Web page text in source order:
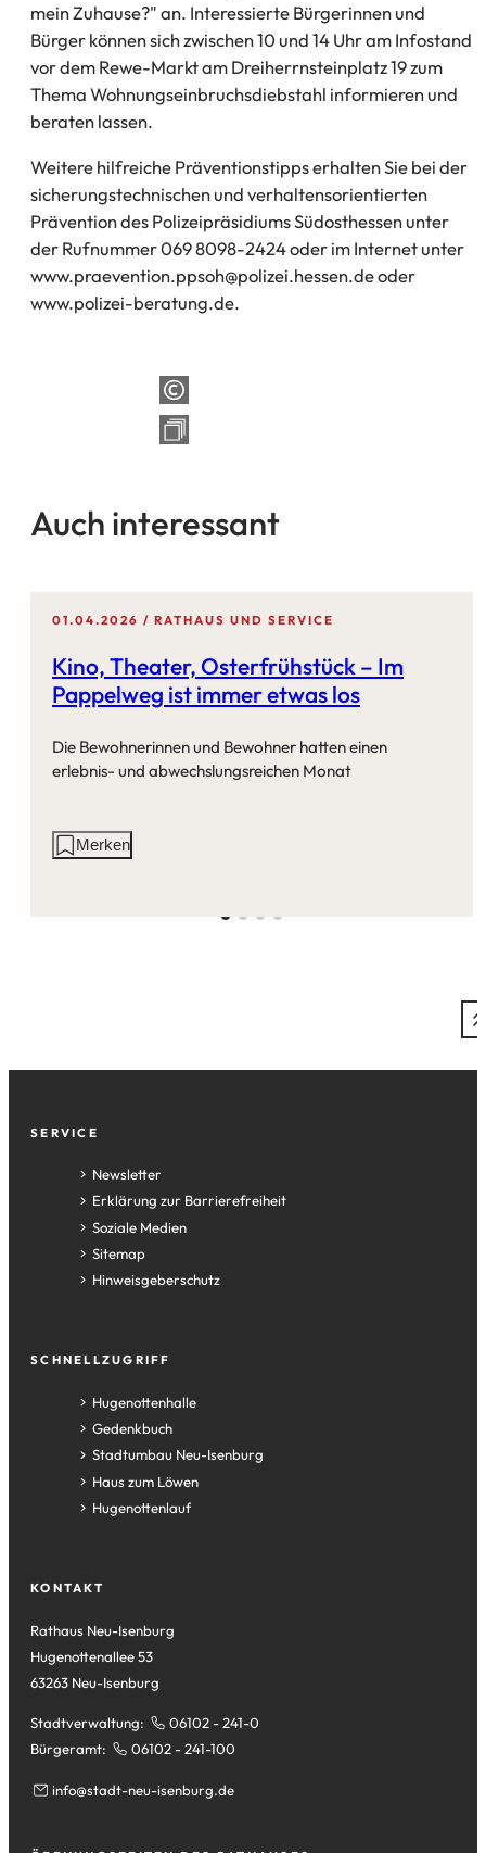
mein Zuhause?" an. Interessierte Bürgerinnen und
Bürger können sich zwischen 10 und 14 Uhr am Infostand
vor dem Rewe-Markt am Dreiherrnsteinplatz 19 zum
Thema Wohnungseinbruchsdiebstahl informieren und
beraten lassen.
Weitere hilfreiche Präventionstipps erhalten Sie bei der
sicherungstechnischen und verhaltensorientierten
Prävention des Polizeipräsidiums Südosthessen unter
der Rufnummer 069 8098-2424 oder im Internet unter
www.praevention.ppsoh
polizei.hessen deoder
www.polizei-beratung.de.
Auch interessant
01.04.2026 RATHAUS UND SERVICE
Kino, Theater, Osterfrühstück – Im
Pappelweg ist immer etwas los
Die Bewohnerinnen und Bewohner hatten einen
erlebnis- und abwechslungsreichen Monat
AktionenMerken
Fußzeile
SERVICE
Newsletter
Erklärung zur Barrierefreiheit
Soziale Medien
Sitemap
Hinweisgeberschutz
SCHNELLZUGRIFF
Hugenottenhalle
(Öffnet
in
einem
neuen
Tab)
Gedenkbuch
(Öffnet
in
einem
neuen
Stadtumbau Neu-Isenburg
(Öffnet
in
einem
Haus zum Löwen
(Öffnet
in
Tab)
Hugenottenlauf
(Öffnet
neuen
KONTAKT
Rathaus Neu-Isenburg
Hugenottenallee 53
63263 Neu-Isenburg
Stadtverwaltung:
06102 - 241-0
Bürgeramt:
06102 - 241-100
info stadt-neu-isenburg de